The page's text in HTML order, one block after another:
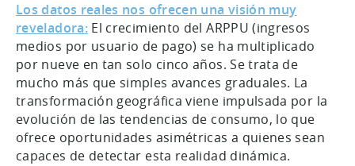
Los datos reales nos ofrecen una visión muy
reveladora:El crecimiento del ARPPU (ingresos
medios por usuario de pago) se ha multiplicado
por nueve en tan solo cinco años. Se trata de
mucho más que simples avances graduales. La
transformación geográfica viene impulsada por la
evolución de las tendencias de consumo, lo que
ofrece oportunidades asimétricas a quienes sean
capaces de detectar esta realidad dinámica.